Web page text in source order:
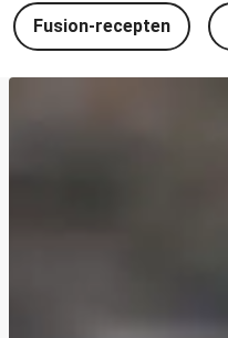
Fusion-recepten